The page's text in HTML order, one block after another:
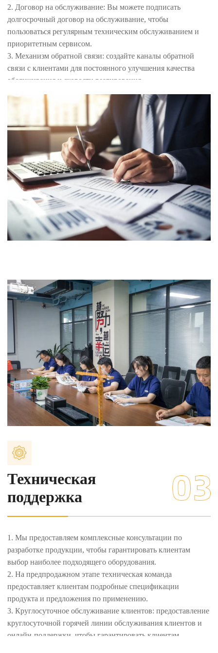
2. Договор на обслуживание: Вы можете подписать
долгосрочный договор на обслуживание, чтобы
пользоваться регулярным техническим обслуживанием и
приоритетным сервисом.
3. Механизм обратной связи: создайте каналы обратной
связи с клиентами для постоянного улучшения качества
обслуживания и скорости реагирования.
Техническая
поддержка
1. Мы предоставляем комплексные консультации по
разработке продукции, чтобы гарантировать клиентам
выбор наиболее подходящего оборудования.
2. На предпродажном этапе техническая команда
предоставляет клиентам подробные спецификации
продукта и предложения по применению.
3. Круглосуточное обслуживание клиентов: предоставление
круглосуточной горячей линии обслуживания клиентов и
онлайн-поддержки, чтобы гарантировать клиентам